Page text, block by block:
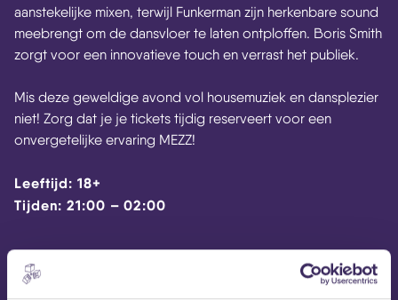
aanstekelijke mixen, terwijl Funkerman zijn herkenbare sound
meebrengt om de dansvloer te laten ontploffen. Boris Smith
zorgt voor een innovatieve touch en verrast het publiek.
Mis deze geweldige avond vol housemuziek en dansplezier
niet! Zorg dat je je tickets tijdig reserveert voor een
onvergetelijke ervaring MEZZ!
Leeftijd: 18+
Tijden: 21:00 – 02:00
Website Clubbing
Clubbing op Instagram